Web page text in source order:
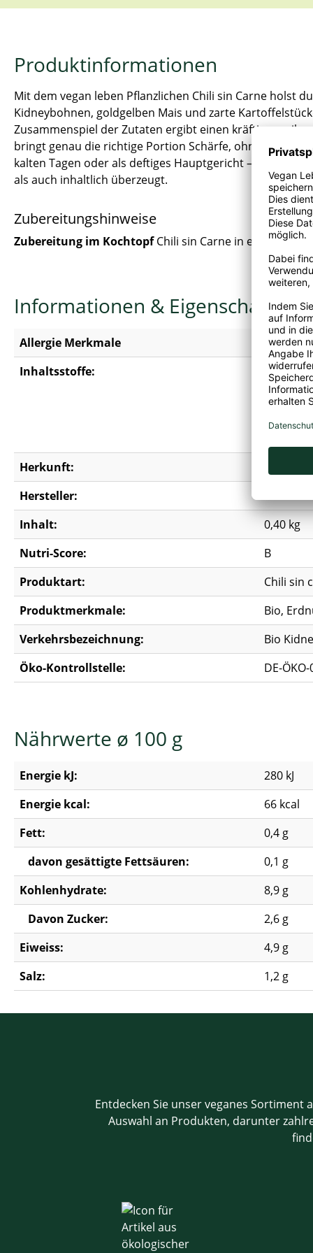
Produktinformationen
Mit dem vegan leben Pflanzlichen Chili sin Carne holst
Kidneybohnen, goldgelben Mais und zarte
Zusammenspiel der Zutaten ergibt einen kräftigen,
bringt genau die richtige Portion Schärfe, ohne zu
kalten Tagen oder als deftiges Hauptgericht – das
als auch inhaltlich überzeugt.
Zubereitungshinweise
Zubereitung im KochtopfChili sin Carne in einen Topf
Informationen & Eigenschaften
Allergie Merkmale Enthält
Inhaltsstoffe:
Herkunft:
Hersteller:
Inhalt:
0,40 kg
Nutri-Score:
B
Produktart:
Chili sin
Produktmerkmale:
Bio,
Verkehrsbezeichnung:
Bio
Öko-Kontrollstelle:
DE-
Nährwerte ø 100 g
Energie kJ:
280 kJ
Energie kcal:
66 kcal
Fett:
0,4 g
davon gesättigte Fettsäuren:
0,1 g
Kohlenhydrate:
8,9 g
Davon Zucker:
2,6 g
Eiweiss:
4,9 g
Salz:
1,2 g
Entdecken Sie unser veganes
Auswahl an Produkten, darunter